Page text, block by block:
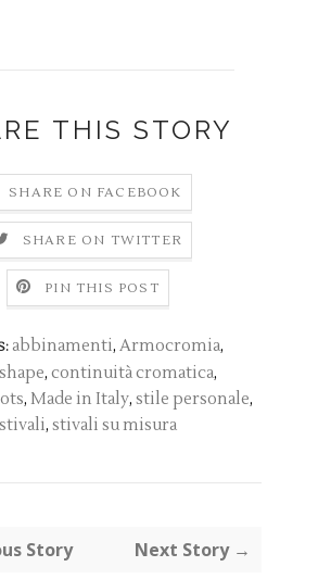
THIS STORY
SHARE ON FACEBOOK
SHARE ON TWITTER
PIN THIS POST
abbinamenti, Armocromia,
, continuità cromatica,
, Made in Italy, stile personale,
stivali, stivali su misura
Story Next Story →